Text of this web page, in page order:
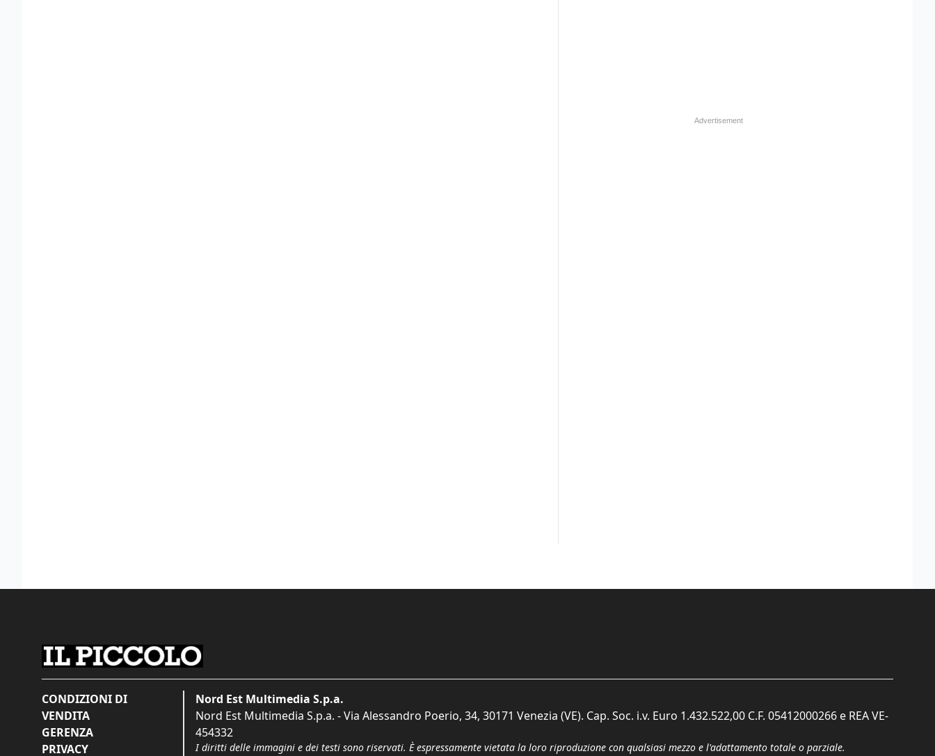
CONDIZIONI DI
VENDITA
GERENZA
PRIVACY
Nord Est Multimedia S.p.a.
Nord Est Multimedia S.p.a. - Via Alessandro Poerio, 34, 30171 Venezia (VE). Cap. Soc. i.v. Euro 1.432.522,00 C.F. 05412000266 e REA VE-
454332
I diritti delle immagini e dei testi sono riservati. È espressamente vietata la loro riproduzione con qualsiasi mezzo e l'adattamento totale o parziale.